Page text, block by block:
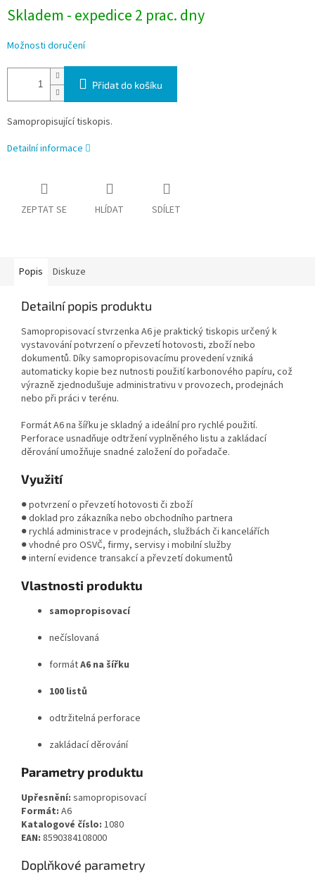
Skladem - expedice 2 prac. dny
Možnosti doručení
Přidat do košíku
Samopropisující tiskopis.
Detailní informace
ZEPTAT SE HLÍDAT SDÍLET
Popis Diskuze
Detailní popis produktu
Samopropisovací stvrzenka A6 je praktický tiskopis určený k
vystavování potvrzení o převzetí hotovosti, zboží nebo
dokumentů. Díky samopropisovacímu provedení vzniká
automaticky kopie bez nutnosti použití karbonového papíru, což
výrazně zjednodušuje administrativu v provozech, prodejnách
nebo při práci v terénu.
Formát A6 na šířku je skladný a ideální pro rychlé použití.
Perforace usnadňuje odtržení vyplněného listu a zakládací
děrování umožňuje snadné založení do pořadače.
Využití
● potvrzení o převzetí hotovosti či zboží
● doklad pro zákazníka nebo obchodního partnera
● rychlá administrace v prodejnách, službách či kancelářích
● vhodné pro OSVČ, firmy, servisy i mobilní služby
● interní evidence transakcí a převzetí dokumentů
Vlastnosti produktu
samopropisovací
nečíslovaná
formátA6 na šířku
100 listů
odtržitelná perforace
zakládací děrování
Parametry produktu
Upřesnění: samopropisovací
Formát: A6
Katalogové číslo: 1080
EAN: 8590384108000
Doplňkové parametry